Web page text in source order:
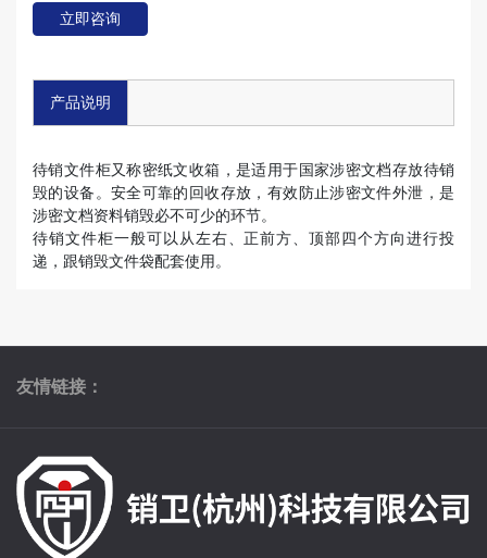
立即咨询
产品说明
待销文件柜又称密纸文收箱，是适用于国家涉密文档存放待销
毁的设备。安全可靠的回收存放，有效防止涉密文件外泄，是
涉密文档资料销毁必不可少的环节。
待销文件柜一般可以从左右、正前方、顶部四个方向进行投
递，跟销毁文件袋配套使用。
友情链接：